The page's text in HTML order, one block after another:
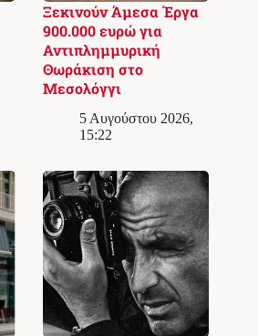
Ξεκινούν Άμεσα Έργα
900.000 ευρώ για
Αντιπλημμυρική
Θωράκιση στο
Μεσολόγγι
5 Αυγούστου 2026,
15:22